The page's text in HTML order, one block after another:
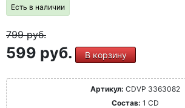
Есть в наличии
799руб.
599 руб. В корзину
Артикул: CDVP 3363082
Состав: 1 CD